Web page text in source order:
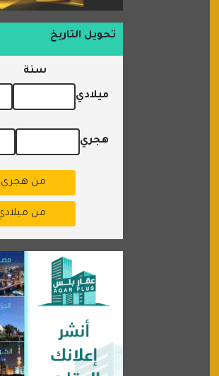
تحويل التاريخ
سنة
ميلادي
هجري
من هجري
من